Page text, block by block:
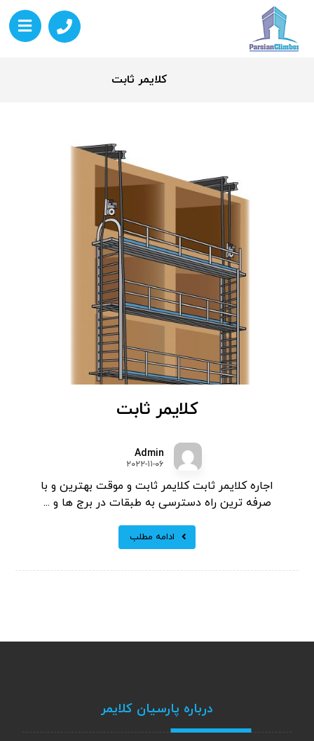
کلایمر ثابت
کلایمر ثابت
Admin
۲۰۲۲-۱۱-۰۶
اجاره کلایمر ثابت کلایمر ثابت و موقت بهترین و با
صرفه ترین راه دسترسی به طبقات در برج ها و ...
ادامه مطلب
درباره پارسیان کلایمر